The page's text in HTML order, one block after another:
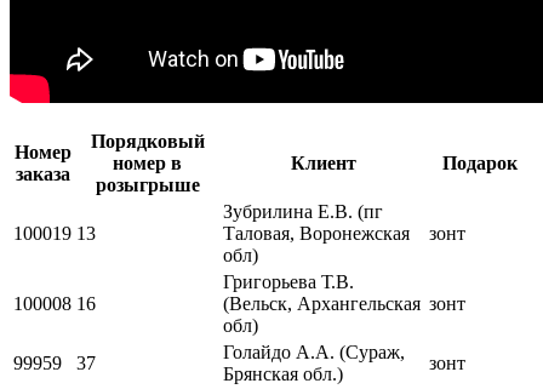
Номер
заказа
Порядковый
номер в
розыгрыше
Клиент Подарок
100019 13
Зубрилина Е.В. (пг
Таловая, Воронежская
обл)
зонт
100008 16
Григорьева Т.В.
(Вельск, Архангельская
обл)
зонт
99959 37
Голайдо А.А. (Сураж,
Брянская обл.)
зонт